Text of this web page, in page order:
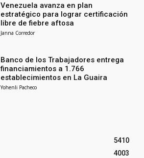
Venezuela avanza en plan
estratégico para lograr certificación
libre de fiebre aftosa
Janna Corredor
Banco de los Trabajadores entrega
financiamientos a 1.766
establecimientos en La Guaira
Yohenli Pacheco
5410
4003